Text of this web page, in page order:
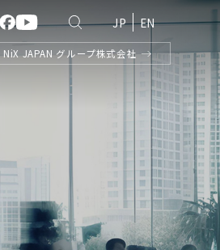
EN
JP
NiX JAPAN グループ株式会社